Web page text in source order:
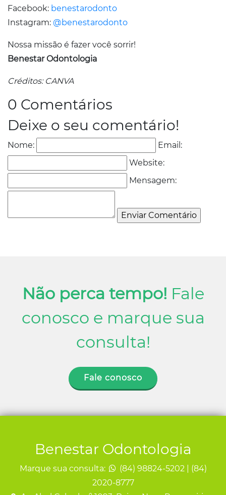
Facebook: benestarodonto
Instagram: @benestarodonto
Nossa missão é fazer você sorrir!
Benestar Odontologia
Créditos: CANVA
0 Comentários
Deixe o seu comentário!
Nome:
Email:
Website:
Mensagem:
Não perca tempo! Fale
conosco e marque sua
consulta!
Fale conosco
Benestar Odontologia
Marque sua consulta:
(84) 98824-5202 | (84)
2020-8777